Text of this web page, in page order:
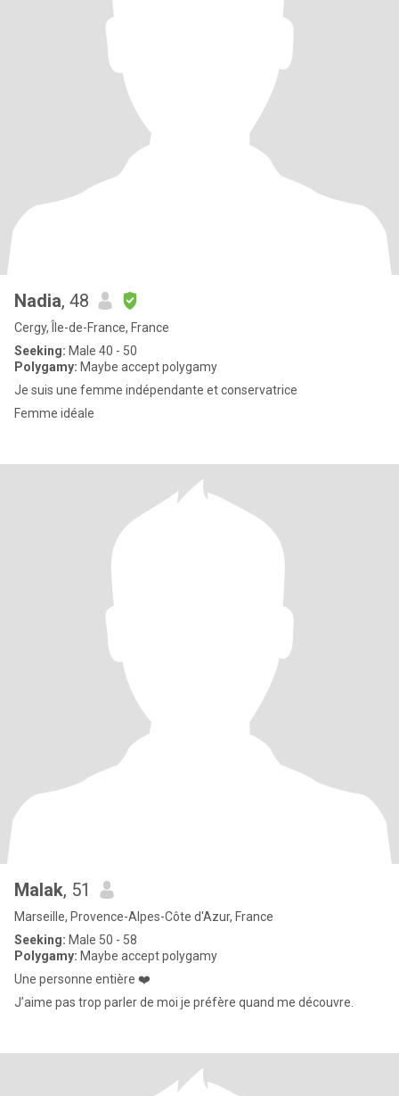
Nadia, 48
Cergy, Île-de-France, France
Seeking: Male 40 - 50
Polygamy: Maybe accept polygamy
Je suis une femme indépendante et conservatrice
Femme idéale
Malak, 51
Marseille, Provence-Alpes-Côte d'Azur, France
Seeking: Male 50 - 58
Polygamy: Maybe accept polygamy
Une personne entière ❤️
J’aime pas trop parler de moi je préfère quand me découvre.